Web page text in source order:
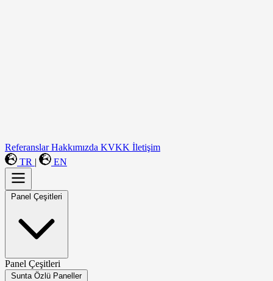
ReferanslarHakkımızda KVKK İletişim
TR | EN
Panel Çeşitleri
Panel Çeşitleri
Sunta Özlü Paneller